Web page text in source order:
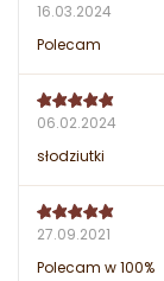
16.03.2024
Polecam
06.02.2024
słodziutki
27.09.2021
Polecam w 100%